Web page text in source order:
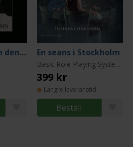
Bläckfisken och den japanske sjömannen En seans i Stockholm
Basic Role Playing System: Call of Cthulhu: Sverige
399 kr
Längre leveranstid
Beställ